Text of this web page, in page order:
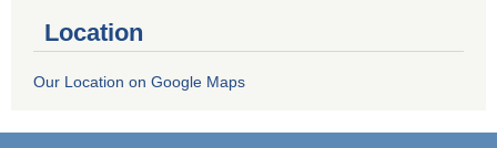
Location
Our Location on Google Maps